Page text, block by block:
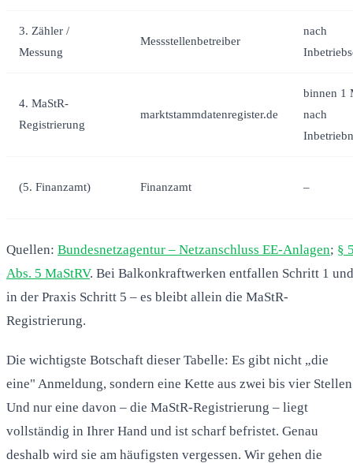
3. Zähler /
Messung
Messstellenbetreiber
nach
4. MaStR-
Registrierung
marktstammdatenregister.de
binnen 1
nach
(5. Finanzamt) Finanzamt –
Quellen: Bundesnetzagentur – Netzanschluss EE-Anlagen; §
Abs. 5 MaStRV. Bei Balkonkraftwerken entfallen Schritt 1 und
in der Praxis Schritt 5 – es bleibt allein die MaStR-
Registrierung.
Die wichtigste Botschaft dieser Tabelle: Es gibt nicht „die
eine" Anmeldung, sondern eine Kette aus zwei bis vier
Und nur eine davon – die MaStR-Registrierung – liegt
vollständig in Ihrer Hand und ist scharf befristet. Genau
deshalb wird sie am häufigsten vergessen. Wir gehen die